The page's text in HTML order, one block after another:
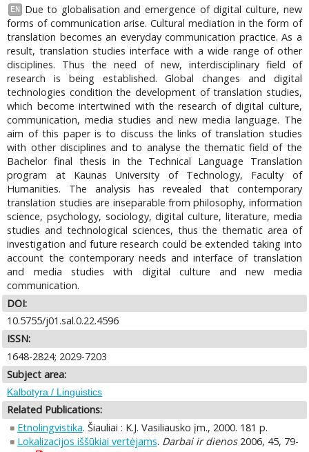
EN
Due to globalisation and emergence of digital culture, new
forms of communication arise. Cultural mediation in the form of
translation becomes an everyday communication practice. As a
result, translation studies interface with a wide range of other
disciplines. Thus the need of new, interdisciplinary field of
research is being established. Global changes and digital
technologies condition the development of translation studies,
which become intertwined with the research of digital culture,
communication, media studies and new media language. The
aim of this paper is to discuss the links of translation studies
with other disciplines and to analyse the thematic field of the
Bachelor final thesis in the Technical Language Translation
program at Kaunas University of Technology, Faculty of
Humanities. The analysis has revealed that contemporary
translation studies are inseparable from philosophy, information
science, psychology, sociology, digital culture, literature, media
studies and technological sciences, thus the thematic area of
investigation and future research could be extended taking into
account the contemporary needs and interface of translation
and media studies with digital culture and new media
communication.
DOI:
10.5755/j01.sal.0.22.4596
ISSN:
1648-2824; 2029-7203
Subject area:
Kalbotyra / Linguistics
Related Publications:
Etnolingvistika. Šiauliai : K.J. Vasiliausko įm., 2000. 181 p.
Lokalizacijos iššūkiai vertėjams. Darbai ir dienos2006, 45, 79-